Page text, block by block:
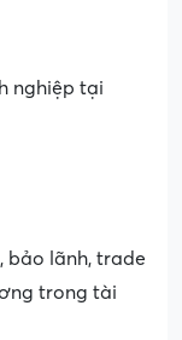
nghiệp tại
bảo lãnh, trade
trong tài